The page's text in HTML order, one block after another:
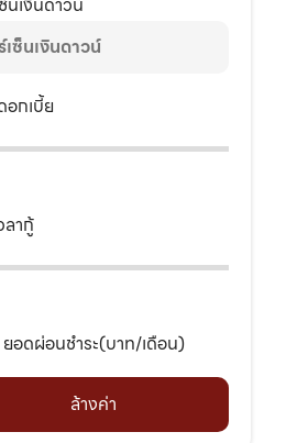
อกเบี้ย
ลากู้
ยอดผ่อนชำระ(บาท/เดือน)
ล้างค่า